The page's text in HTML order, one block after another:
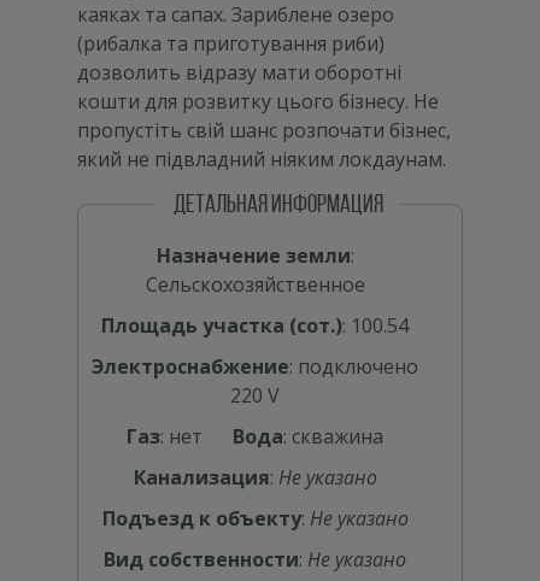
каяках та сапах. Зариблене озеро
(рибалка та приготування риби)
дозволить відразу мати оборотні
кошти для розвитку цього бізнесу. Не
пропустіть свій шанс розпочати бізнес,
який не підвладний ніяким локдаунам.
ДЕТАЛЬНАЯ ИНФОРМАЦИЯ
Назначение земли:
Сельскохозяйственное
Площадь участка (сот.): 100.54
Электроснабжение: подключено
220 V
Газ: нет Вода: скважина
Канализация: Не указано
Подъезд к объекту: Не указано
Вид собственности: Не указано